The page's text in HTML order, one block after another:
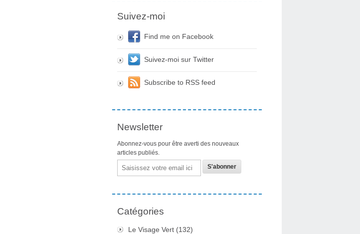
Suivez-moi
Find me on Facebook
Suivez-moi sur Twitter
Subscribe to RSS feed
Newsletter
Abonnez-vous pour être averti des nouveaux
articles publiés.
Email
Catégories
Le Visage Vert (132)